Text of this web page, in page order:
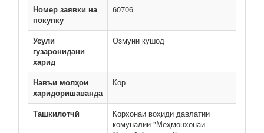
Номер заявки на
покупку
60706
Усули
гузаронидани
харид
Озмуни кушод
Навъи молҳои
харидоришаванда
Кор
Ташкилотчӣ
Корхонаи воҳиди давлатии
комуналии "Меҳмонхонаи